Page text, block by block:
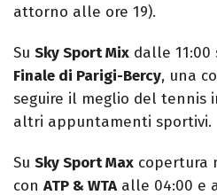
attorno alle ore 19).
Su Sky Sport Mix dalle 11:00
Finale di Parigi-Bercy, una
seguire il meglio del tennis
altri appuntamenti sportivi.
Su Sky Sport Max copertura
con ATP & WTAalle 04:00 e